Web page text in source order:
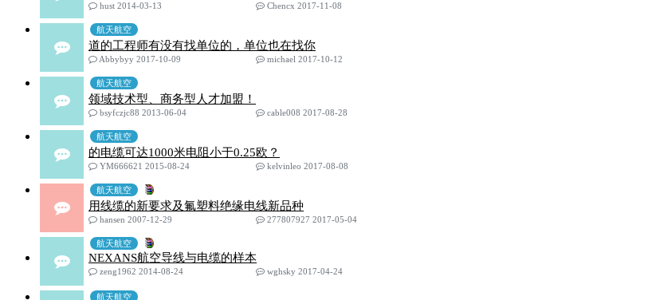
hust 2014-03-13
Chencx 2017-11-08
航天航空
道的工程师有没有找单位的，单位也在找你
Abbybyy 2017-10-09
michael 2017-10-12
航天航空
领域技术型、商务型人才加盟！
bsyfczjc88 2013-06-04
cable008 2017-08-28
航天航空
的电缆可达1000米电阻小于0.25欧？
YM666621 2015-08-24
kelvinleo 2017-08-08
航天航空
用线缆的新要求及氟塑料绝缘电线新品种
hansen 2007-12-29
277807927 2017-05-04
航天航空
NEXANS航空导线与电缆的样本
zeng1962 2014-08-24
wghsky 2017-04-24
航天航空